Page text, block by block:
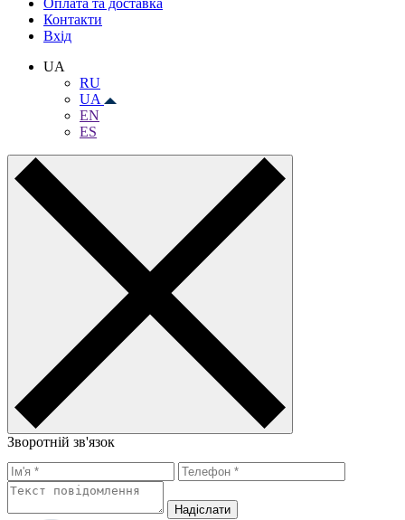
Оплата та доставка
Контакти
Вхiд
UA
RU
UA
EN
ES
Зворотній зв'язок
Надiслати